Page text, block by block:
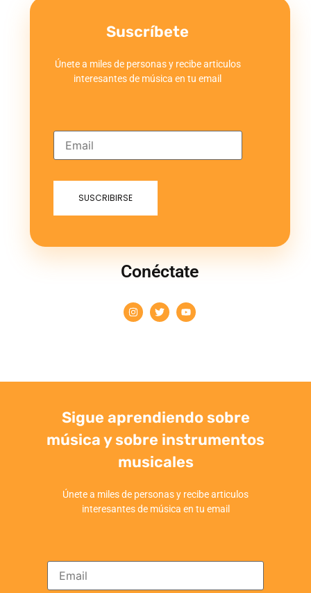
Suscríbete
Únete a miles de personas y recibe articulos
interesantes de música en tu email
Conéctate
Sigue aprendiendo sobre
música y sobre instrumentos
musicales
Únete a miles de personas y recibe articulos
interesantes de música en tu email